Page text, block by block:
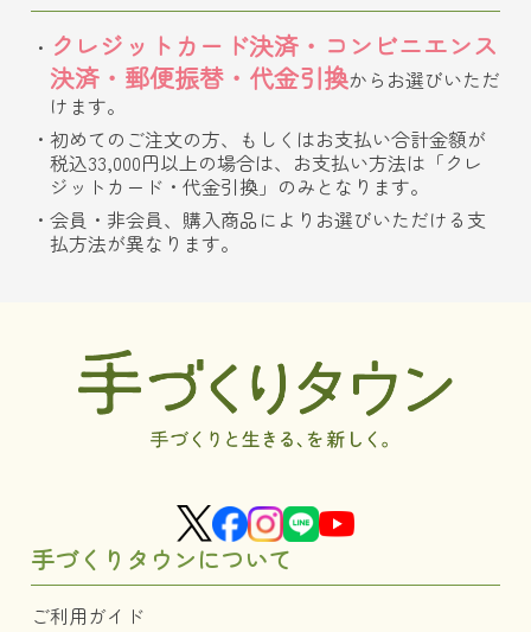
クレジットカード決済・コンビニエンス
決済・郵便振替・代金引換からお選びいただ
けます。
初めてのご注文の方、もしくはお支払い合計金額が
税込33,000円以上の場合は、お支払い方法は「クレ
ジットカード・代金引換」のみとなります。
会員・非会員、購入商品によりお選びいただける支
払方法が異なります。
手づくりタウンについて
ご利用ガイド